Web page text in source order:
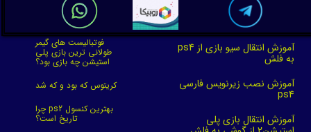
آموزش انتقال سیو بازی از ps4
به فلش
آموزش نصب زیرنویس فارسی
ps4
آموزش انتقال بازی پلی
فوتبالیست های گیمر
طولانی ترین بازی پلی
استیشن چه بازی بود؟
کریتوس که بود و که شد
چرا ps2 بهترین کنسول
تاریخ است؟